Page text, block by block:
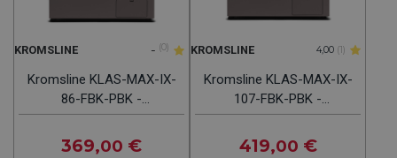
KROMSLINE - (0)
Kromsline KLAS-MAX-IX-
86-FBK-PBK -
Lavasecadora
369,00 €
KROMSLINE 4,00 (1)
Kromsline KLAS-MAX-IX-
107-FBK-PBK -
Lavasecadora
419,00 €